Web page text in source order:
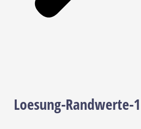
Loesung-Randwerte-1